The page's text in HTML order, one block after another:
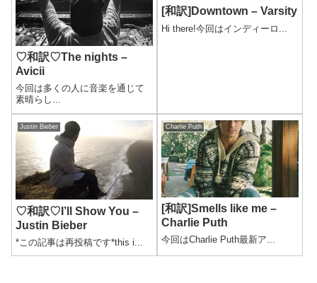
♡和訳♡The nights –
Avicii
今回は多くの人に音楽を通じて
素晴らし...
[和訳]Downtown – Varsity
Hi there!今回はインディーロ...
Justin Bieber
♡和訳♡I’ll Show You –
Justin Bieber
*この記事は再投稿です*this i...
Charlie Puth
[和訳]Smells like me –
Charlie Puth
今回はCharlie Puth最新ア...